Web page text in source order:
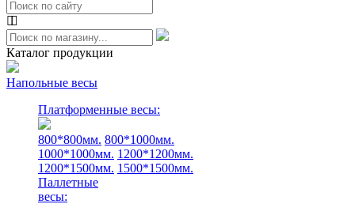
Каталог продукции
Напольные весы
Платформенные весы:
800*800мм. 800*1000мм.
1000*1000мм. 1200*1200мм.
1200*1500мм. 1500*1500мм.
Паллетные
весы: